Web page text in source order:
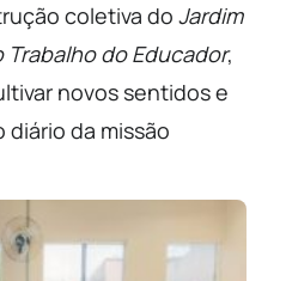
coletiva do Jardim
do Educador,
novos sentidos e
da missão